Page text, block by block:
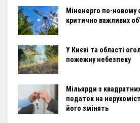
Міненерго по-новому
критично важливих
У Києві та області
пожежну небезпеку
Мільярди з
податок на
його змінять